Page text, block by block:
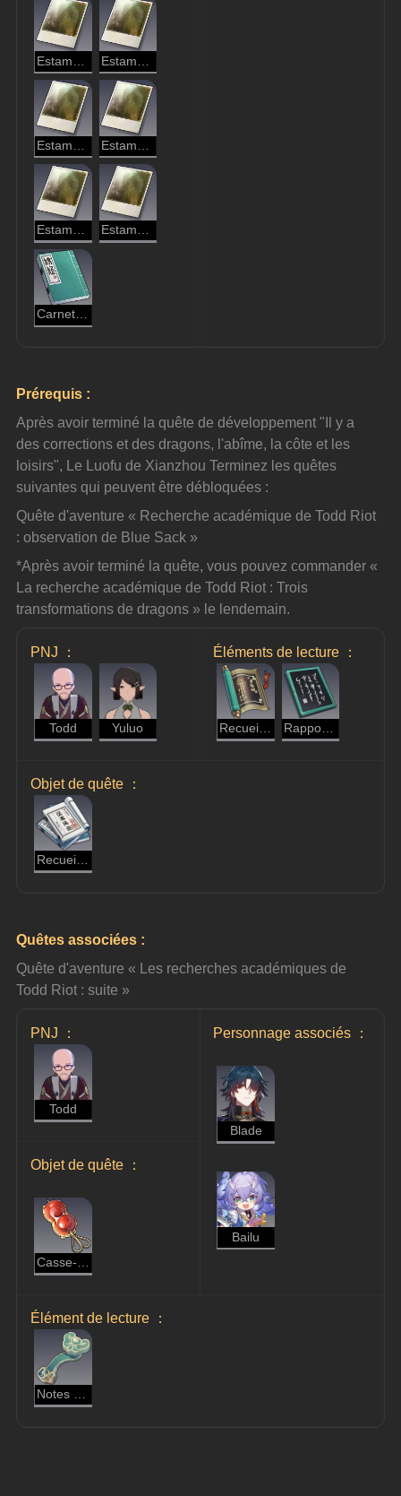
Estampe de marque de la Guilde (VII) Estampe de marque de la Guilde (VIII)
Carnet de notes de Todd
Prérequis :
Après avoir terminé la quête de développement "Il y a
des corrections et des dragons, l'abîme, la côte et les
loisirs", Le Luofu de Xianzhou Terminez les quêtes
suivantes qui peuvent être débloquées :
Quête d'aventure « Recherche académique de Todd Riot
: observation de Blue Sack »
*Après avoir terminé la quête, vous pouvez commander «
La recherche académique de Todd Riot : Trois
transformations de dragons » le lendemain.
PNJ ：
Todd Yuluo
Éléments de lecture ：
Recueil de remèdes Rapport : rare spécimen végétal
Objet de quête ：
Recueil de remèdes
Quêtes associées :
Quête d'aventure « Les recherches académiques de
Todd Riot : suite »
PNJ ：
Todd
Personnage associés ：
Blade
Bailu
Objet de quête ：
Casse-croûte de Todd
Élément de lecture ：
Notes déchirées de l'érudit Bernini